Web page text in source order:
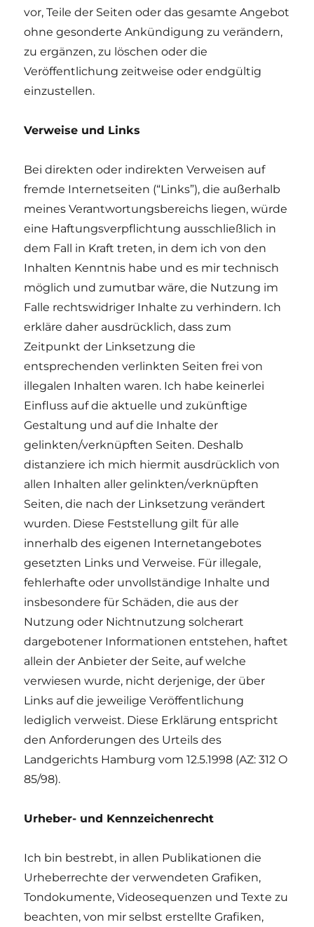
vor, Teile der Seiten oder das gesamte Angebot
ohne gesonderte Ankündigung zu verändern,
zu ergänzen, zu löschen oder die
Veröffentlichung zeitweise oder endgültig
einzustellen.
Verweise und Links
Bei direkten oder indirekten Verweisen auf
fremde Internetseiten (“Links”), die außerhalb
meines Verantwortungsbereichs liegen, würde
eine Haftungsverpflichtung ausschließlich in
dem Fall in Kraft treten, in dem ich von den
Inhalten Kenntnis habe und es mir technisch
möglich und zumutbar wäre, die Nutzung im
Falle rechtswidriger Inhalte zu verhindern. Ich
erkläre daher ausdrücklich, dass zum
Zeitpunkt der Linksetzung die
entsprechenden verlinkten Seiten frei von
illegalen Inhalten waren. Ich habe keinerlei
Einfluss auf die aktuelle und zukünftige
Gestaltung und auf die Inhalte der
gelinkten/verknüpften Seiten. Deshalb
distanziere ich mich hiermit ausdrücklich von
allen Inhalten aller gelinkten/verknüpften
Seiten, die nach der Linksetzung verändert
wurden. Diese Feststellung gilt für alle
innerhalb des eigenen Internetangebotes
gesetzten Links und Verweise. Für illegale,
fehlerhafte oder unvollständige Inhalte und
insbesondere für Schäden, die aus der
Nutzung oder Nichtnutzung solcherart
dargebotener Informationen entstehen, haftet
allein der Anbieter der Seite, auf welche
verwiesen wurde, nicht derjenige, der über
Links auf die jeweilige Veröffentlichung
lediglich verweist. Diese Erklärung entspricht
den Anforderungen des Urteils des
Landgerichts Hamburg vom 12.5.1998 (AZ: 312 O
85/98).
Urheber- und Kennzeichenrecht
Ich bin bestrebt, in allen Publikationen die
Urheberrechte der verwendeten Grafiken,
Tondokumente, Videosequenzen und Texte zu
beachten, von mir selbst erstellte Grafiken,